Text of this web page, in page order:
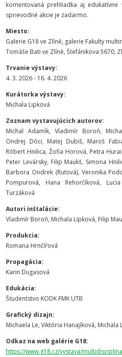
komentovaná prehliadka aj
sprievodné akcie je zadarmo.
Miesto:
Galerie G18 ve Zlíně, galerie Fakulty
Tomáše Bati ve Zlíně, Štefánikova 5670,
Trvanie výstavy:
4. 3. 2026 - 16. 4. 2026
Kurátorka výstavy:
Michala Lipková
Zoznam vystavujúcich autorov:
Michal Adamík, Vladimír Boroň,
Ondrej Dóci, Matej Dubiš, Maroš
Róbert Hnilica, Žofia Horová, Petra
Peter Levársky, Filip Maukš, Simona
Barbora Ondrek (Rutová), Veronika
Pompurová, Hana Rehorčíková,
Turzáková
Autori inštalácie:
Vladimír Boroň, Michala Lipková, Filip
Produkcia:
Romana Hrnčířová
Propagácia:
Karin Dugasová
Edukácia:
Študentstvo KODK FMK UTB
Grafický dizajn:
Michaela Le, Viktória Hanajíková, Michala
Odkaz na web galérie G18:
https://www.g18.cz/vystava/